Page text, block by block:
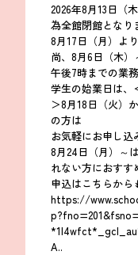
2026年8月13日（
為全館閉館となり
8月17日（月）よ
尚、8月6日（木）
午後7時までの業
学生の始業日は、
＞8月18日（火）
の方は
お気軽にお申し込
8月24日（月）～
れない方におすす
申込はこちらから
https://
A..